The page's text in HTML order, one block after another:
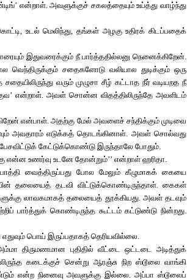
என்றாள். அவளுக்குச் சகலத்தையும் உய்த்து வாழ்ந்து
உடல் மெலிந்து, தங்கள் அழகு உதிரக் கிடப்பதைக்
இதுவரைக்கும் நீ பார்த்ததில்லனு நெனைக்கிறேன்.
வெந்திருக்கும் சதைகளோடு வலியால துடிக்கும் ஒரு
வரும் முழுசா சீழ் கட்டாத நீர் வடியறத நீ
என்றாள். அவள் சொன்ன விதத்திலிருந்தே அவளிடம்
என்பாள். அதற்கு மேல் அவளைச் சந்திக்கும் முடிவை
அவதாரம் எடுக்கத் தொடங்கினாள். அவள் சொல்வது
கேட்டுக்கொண்டு இருந்தாலே போதும்.
என்ன உணர்வு உடனே தோன்றும்’’ என்றாள் ஹரிதா.
வைத்திருப்பது போல மேலும் கீழுமாகக் கையை
தலையைத் தடவி விட்டுக்கொண்டிருந்தாள். கைகள்
லாவகமாகத் தலையைத் தூக்கியது. அவள் தடவும்
கொண்டிருந்த கூட்டம் கட்டுண்டு நின்றது.
பொய் இருப்பதாகத் தெரியவில்லை.
திருமணமான புதிதில் வீட்டை ஒட்டடை அடித்துக்
கடைக்குச் சென்று ஆரஞ்சு நிற ஸ்டூலை வாங்கி
என்ற நினைவு அவளுக்கு இல்லை. அப்பா ஸ்டூலைப்